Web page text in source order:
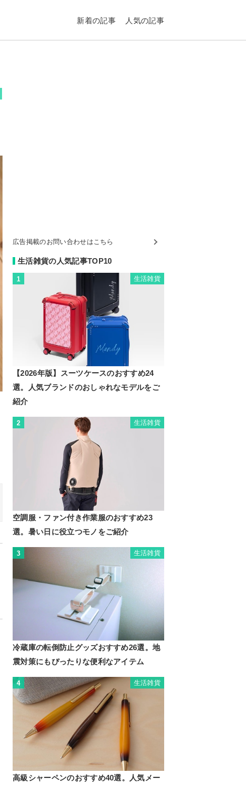
新着の記事 人気の記事
広告掲載のお問い合わせはこちら
生活雑貨の人気記事TOP10
1 生活雑貨
【2026年版】スーツケースのおすすめ24
選。人気ブランドのおしゃれなモデルをご
紹介
2 生活雑貨
空調服・ファン付き作業服のおすすめ23
選。暑い日に役立つモノをご紹介
3 生活雑貨
冷蔵庫の転倒防止グッズおすすめ26選。地
震対策にもぴったりな便利なアイテム
4 生活雑貨
高級シャーペンのおすすめ40選。人気メー